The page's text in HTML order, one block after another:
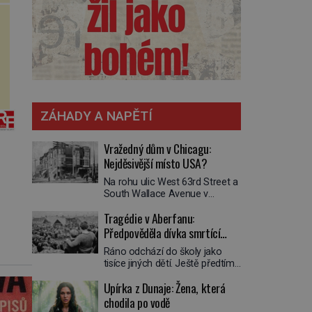
ZÁHADY A NAPĚTÍ
Vražedný dům v Chicagu:
Nejděsivější místo USA?
Na rohu ulic West 63rd Street a
South Wallace Avenue v
Nemá žádný speciální nápis ani
pamětní desku. A přesto prý
místní zaměstnanci neradi
chodí do sklepa. Právě tady
totiž sídlil sériový vrah H. H.
nejpropracovanější past na lidi
v dějinách americké
Tragédie v Aberfanu:
Předpověděla dívka smrtící
sesuv půdy?
Ráno odchází do školy jako
tisíce jiných dětí. Ještě předtím
snem. Ve škole, kterou dobře
zná, tentokrát nevidí budovu ani
Upírka z Dunaje: Žena, která
chodila po vodě